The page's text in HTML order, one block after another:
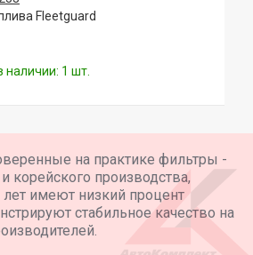
транспорте, автобусах и
с двигателями Cummins, а также
производителей.
Фильтр предназначен для
65225, 6560, 7330, JAC N200 и
вышеупомянутыми двигателями.
в строительной и
Fleetguard
наличии: 1 шт.
на практике фильтры -
корейского производства,
имеют низкий процент
стабильное качество на